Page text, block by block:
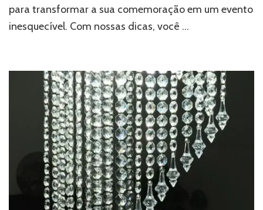
para transformar a sua comemoração em um evento
inesquecível. Com nossas dicas, você …